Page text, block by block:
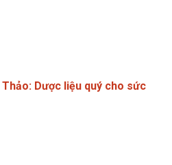
Dược liệu quý cho sức